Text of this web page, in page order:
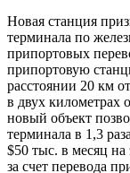
Новая станция
терминала по
припортовых
припортовую
расстоянии 20 км
в двух километрах
новый объект
терминала в 1,3
$50 тыс. в месяц на
за счет перевода